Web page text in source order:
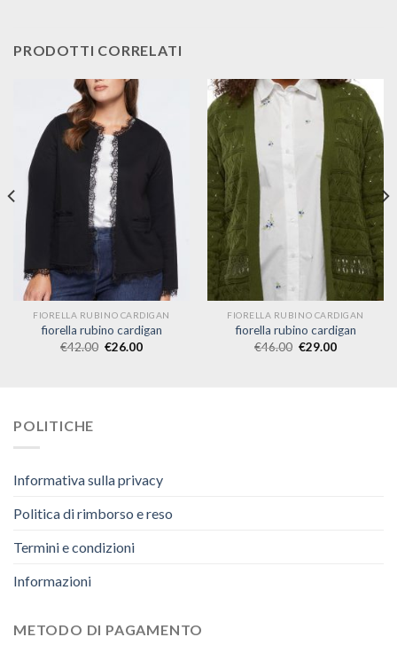
PRODOTTI CORRELATI
FIORELLA RUBINO CARDIGAN
fiorella rubino cardigan
€42.00 €26.00
FIORELLA RUBINO CARDIGAN
fiorella rubino cardigan
€46.00 €29.00
POLITICHE
Informativa sulla privacy
Politica di rimborso e reso
Termini e condizioni
Informazioni
METODO DI PAGAMENTO